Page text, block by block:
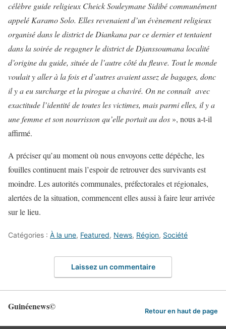
célèbre guide religieux Cheick Souleymane Sidibé communément
appelé Karamo Solo. Elles revenaient d’un évènement religieux
organisé dans le district de Diankana par ce dernier et tentaient
dans la soirée de regagner le district de Djanssoumana localité
d’origine du guide, située de l’autre côté du fleuve. Tout le monde
voulait y aller à la fois et d’autres avaient assez de bagages, donc
il y a eu surcharge et la pirogue a chaviré. On ne connaît avec
exactitude l’identité de toutes les victimes, mais parmi elles, il y a
une femme et son nourrisson qu’elle portait au dos », nous a-t-il
affirmé.
A préciser qu’au moment où nous envoyons cette dépêche, les
fouilles continuent mais l’espoir de retrouver des survivants est
moindre. Les autorités communales, préfectorales et régionales,
alertées de la situation, commencent elles aussi à faire leur arrivée
sur le lieu.
Catégories : À la une, Featured, News, Région, Société
Laissez un commentaire
Guinéenews© Retour en haut de page